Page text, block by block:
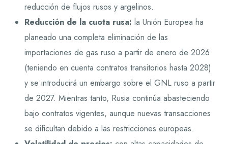
reducción de flujos rusos y argelinos.
Reducción de la cuota rusa: la Unión Europea ha
planeado una completa eliminación de las
importaciones de gas ruso a partir de enero de 2026
(teniendo en cuenta contratos transitorios hasta 2028)
y se introducirá un embargo sobre el GNL ruso a partir
de 2027. Mientras tanto, Rusia continúa abasteciendo
bajo contratos vigentes, aunque nuevas transacciones
se dificultan debido a las restricciones europeas.